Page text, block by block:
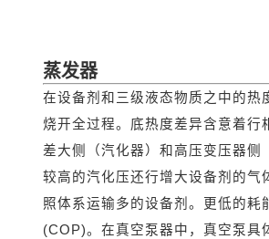
蒸发器
在设备剂和三级液态物质之中的热
烧开全过程。底热度差异含意着
差大侧（汽化器）和高压变压器侧
较高的汽化压还行增大设备剂的气
照体系运输多的设备剂。更低的耗
(COP)。在真空泵器中，真空泵具